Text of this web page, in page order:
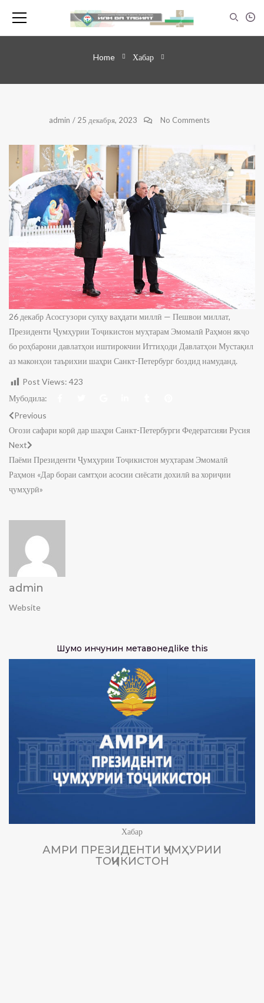
Home Хабар
admin / 25 декабря, 2023 No Comments
26 декабр Асосгузори сулҳу ваҳдати миллӣ — Пешвои миллат,
Президенти Ҷумҳурии Тоҷикистон муҳтарам Эмомалӣ Раҳмон якҷо
бо роҳбарони давлатҳои иштирокчии Иттиҳоди Давлатҳои Мустақил
аз маконҳои таърихии шаҳри Санкт-Петербург боздид намуданд.
Post Views: 423
Мубодила:
Previous
Оғози сафари корӣ дар шаҳри Санкт-Петербурги Федератсияи Русия
Next
Паёми Президенти Ҷумҳурии Тоҷикистон муҳтарам Эмомалӣ
Раҳмон «Дар бораи самтҳои асосии сиёсати дохилӣ ва хориҷии
ҷумҳурӣ»
admin
Website
Шумо инчунин метавонедlike this
Хабар
АМРИ ПРЕЗИДЕНТИ ҶУМҲУРИИ
ТОҶИКИСТОН